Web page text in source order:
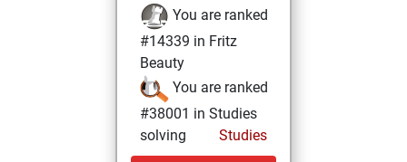
You are ranked
#14339 in Fritz
Beauty
You are ranked
#38001 in Studies
solving
Studies